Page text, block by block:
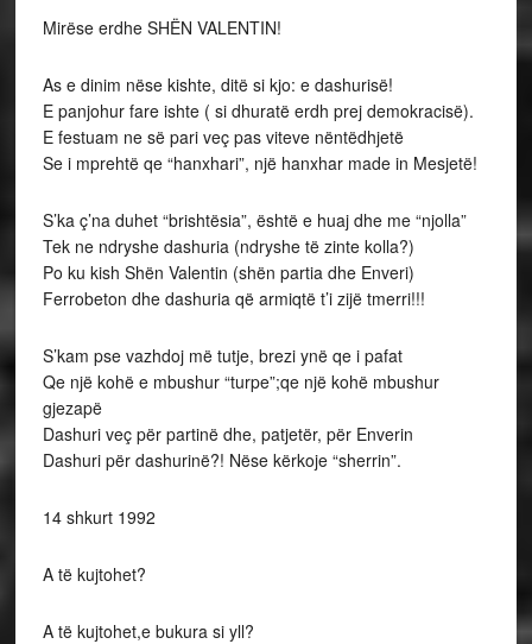
Mirëse erdhe SHËN VALENTIN!
As e dinim nëse kishte, ditë si kjo: e dashurisë!
E panjohur fare ishte ( si dhuratë erdh prej demokracisë).
E festuam ne së pari veç pas viteve nëntëdhjetë
Se i mprehtë qe “hanxhari”, një hanxhar made in Mesjetë!
S’ka ç’na duhet “brishtësia”, është e huaj dhe me “njolla”
Tek ne ndryshe dashuria (ndryshe të zinte kolla?)
Po ku kish Shën Valentin (shën partia dhe Enveri)
Ferrobeton dhe dashuria që armiqtë t’i zijë tmerri!!!
S’kam pse vazhdoj më tutje, brezi ynë qe i pafat
Qe një kohë e mbushur “turpe”;qe një kohë mbushur
gjezapë
Dashuri veç për partinë dhe, patjetër, për Enverin
Dashuri për dashurinë?! Nëse kërkoje “sherrin”.
14 shkurt 1992
A të kujtohet?
A të kujtohet,e bukura si yll?